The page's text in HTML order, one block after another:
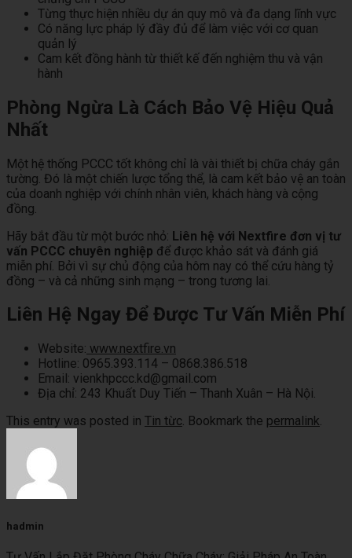
Từng thực hiện nhiều dự án quy mô và đa dạng lĩnh vực
Có năng lực pháp lý đầy đủ để làm việc với cơ quan
quản lý
Cam kết đồng hành từ thiết kế đến nghiệm thu và vận
hành
Phòng Ngừa Là Cách Bảo Vệ Hiệu Quả
Nhất
Một hệ thống PCCC tốt không chỉ là vài thiết bị chữa cháy gắn
tường. Đó là một chiến lược tổng thể, là cam kết bảo vệ an toàn
của doanh nghiệp với chính nhân viên, khách hàng và cộng
đồng.
Hãy bắt đầu từ một bước nhỏ: Liên hệ với Nextfire đơn vị tư
vấn PCCC chuyên nghiệp để được khảo sát và đánh giá
miễn phí. Bởi vì sự chủ động của hôm nay có thể cứu hàng tỷ
đồng – và cả những sinh mạng – trong tương lai.
Liên Hệ Ngay Để Được Tư Vấn Miễn Phí
Website: www.nextfire.vn
Hotline: 0965.393.114 – 0868.386.518
Email: vienkhpccc.kd@gmail.com
Địa chỉ: 243 Khuất Duy Tiến – Thanh Xuân – Hà Nội.
This entry was posted in Tin từc. Bookmark the permalink.
hadmin